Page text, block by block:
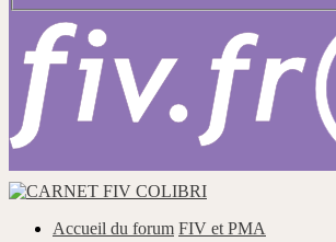
Accueil du forum FIV et PMA